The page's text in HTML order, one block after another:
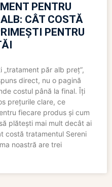
PENTRU
CÂT COSTĂ
PENTRU
„tratament păr alb preț”,
direct, nu o pagină
costul până la final. Îți
prețurile clare, ce
fiecare produs și cum
plătești mai mult decât ai
costă tratamentul Sereni
noastră are trei